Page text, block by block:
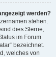
werden?
stehen.
dies Sterne,
im Forum
bezeichnet.
welches von